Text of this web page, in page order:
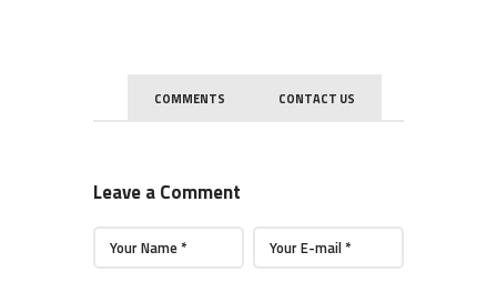
COMMENTS CONTACT US
Leave a Comment